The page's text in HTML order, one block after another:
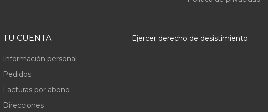
TU CUENTA
Información personal
Pedidos
Facturas por abono
Direcciones
Ejercer derecho de desistimiento